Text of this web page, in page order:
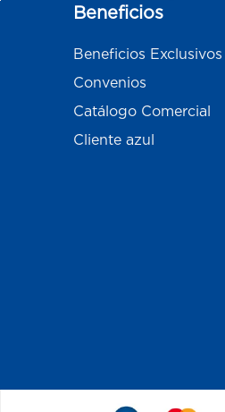
Beneficios
Beneficios Exclusivos
Convenios
Catálogo Comercial
Cliente azul